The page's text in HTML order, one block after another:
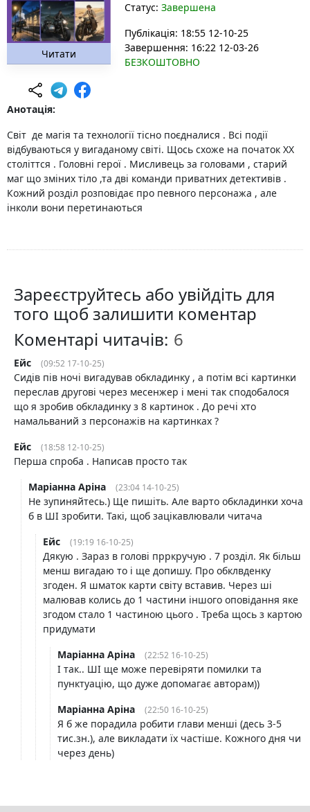
Читати
Статус: Завершена
Публікація: 18:55 12-10-25
Завершення: 16:22 12-03-26
БЕЗКОШТОВНО
Анотація:
Світ де магія та технології тісно поєдналися . Всі події
відбуваються у вигаданому світі. Щось схоже на початок ХХ
століттся . Головні герої . Мисливець за головами , старий
маг що зміних тіло ,та дві команди приватних детективів .
Кожний розділ розповідає про певного персонажа , але
інколи вони перетинаються
Зареєструйтесь або увійдіть для
того щоб залишити коментар
Коментарі читачів:
Ейс (09:52 17-10-25)
Сидів пів ночі вигадував обкладинку , а потім всі картинки
переслав другові через месенжер і мені так сподобалося
що я зробив обкладинку з 8 картинок . До речі хто
намальваний з персонажів на картинках ?
Ейс
(18:58 12-10-25)
Перша спроба . Написав просто так
Маріанна Аріна
(23:04 14-10-25)
Не зупиняйтесь.) Ще пишіть. Але варто обкладинки хоча
б в ШІ зробити. Такі, щоб зацікавлювали читача
Ейс
(19:19 16-10-25)
Дякую . Зараз в голові прркручую . 7 розділ. Як більш
менш вигадаю то і ще допишу. Про обклвденку
згоден. Я шматок карти світу вставив. Через ші
малював колись до 1 частини іншого оповідання яке
згодом стало 1 частиною цього . Треба щось з картою
придумати
Маріанна Аріна
(22:52 16-10-25)
І так.. ШІ ще може перевіряти помилки та
пунктуацію, що дуже допомагає авторам))
Маріанна Аріна
(22:50 16-10-25)
Я б же порадила робити глави менші (десь 3-5
тис.зн.), але викладати їх частіше. Кожного дня чи
через день)